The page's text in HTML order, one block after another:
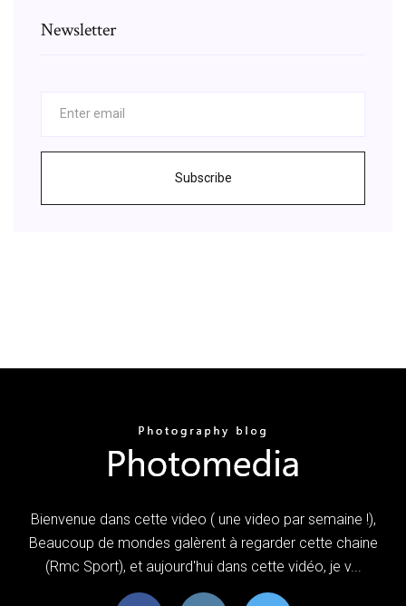
Newsletter
Subscribe
Bienvenue dans cette video ( une video par semaine !),
Beaucoup de mondes galèrent à regarder cette chaine
(Rmc Sport), et aujourd'hui dans cette vidéo, je v...